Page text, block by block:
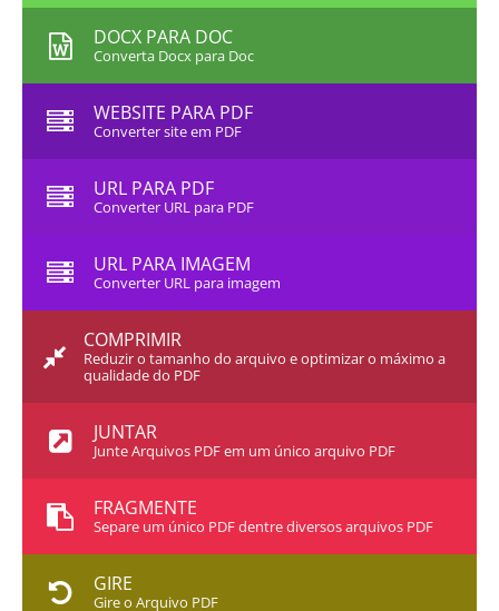
DOCX PARA DOC
Converta Docx para Doc
WEBSITE PARA PDF
Converter site em PDF
URL PARA PDF
Converter URL para PDF
URL PARA IMAGEM
Converter URL para imagem
COMPRIMIR
Reduzir o tamanho do arquivo e optimizar o máximo a
qualidade do PDF
JUNTAR
Junte Arquivos PDF em um único arquivo PDF
FRAGMENTE
Separe um único PDF dentre diversos arquivos PDF
GIRE
Gire o Arquivo PDF